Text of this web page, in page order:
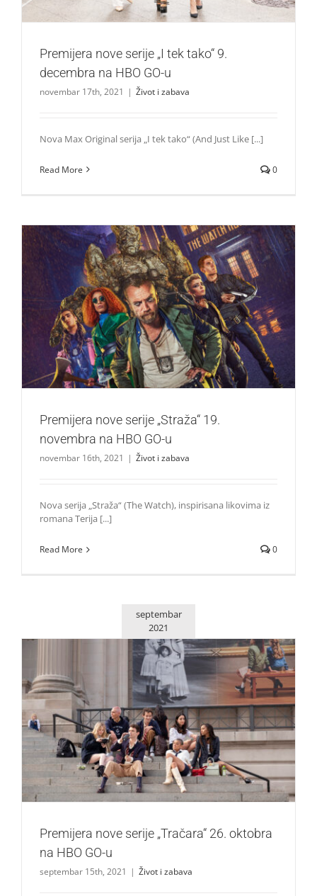
Premijera nove serije „I tek tako“ 9.
decembra na HBO GO-u
novembar 17th, 2021 | Život i zabava
Nova Max Original serija „I tek tako“ (And Just Like [...]
Read More 0
Premijera nove serije „Straža“ 19. novembra na HBO GO-u
Život i zabava
Premijera nove serije „Straža“ 19.
novembra na HBO GO-u
novembar 16th, 2021 | Život i zabava
Nova serija „Straža“ (The Watch), inspirisana likovima iz
romana Terija [...]
Read More 0
septembar
2021
Premijera nove serije „Tračara“ 26. oktobra na HBO GO-u
Život i zabava
Premijera nove serije „Tračara“ 26. oktobra
na HBO GO-u
septembar 15th, 2021 | Život i zabava